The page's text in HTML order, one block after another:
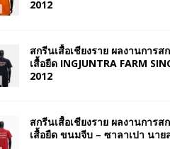
2012
สกรีนเสื้อเชียงราย ผลงานการส
เสื้อยืด INGJUNTRA FARM
2012
สกรีนเสื้อเชียงราย ผลงานการส
เสื้อยืด ขนมจีบ – ซาลาเปา นาย